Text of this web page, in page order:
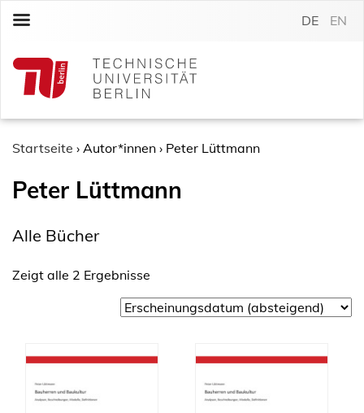
c
DE EN
Startseite › Autor*innen › Peter Lüttmann
Peter Lüttmann
Alle Bücher
Zeigt alle 2 Ergebnisse